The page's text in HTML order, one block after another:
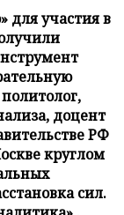
для участия в
доцент
РФ
круглом
сил.